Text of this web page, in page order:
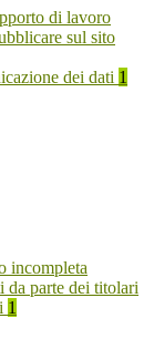
di lavoro
sul sito
dei dati 1
incompleta
da parte dei titolari
1